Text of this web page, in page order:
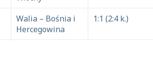
Walia – Bośnia i
Hercegowina
1:1 (2:4 k.)